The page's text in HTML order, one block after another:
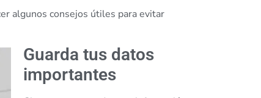
algunos consejos útiles para evitar
Guarda tus datos
importantes